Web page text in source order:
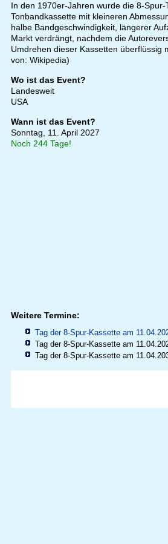
In den 1970er-Jahren wurde die 8-
Tonbandkassette mit kleineren
halbe Bandgeschwindigkeit, längerer
Markt verdrängt, nachdem die
Umdrehen dieser Kassetten überflüssig
von: Wikipedia)
Wo ist das Event?
Landesweit
USA
Wann ist das Event?
Sonntag, 11. April 2027
Noch 244 Tage!
Weitere Termine:
Tag der 8-Spur-Kassette am
Tag der 8-Spur-Kassette am
Tag der 8-Spur-Kassette am